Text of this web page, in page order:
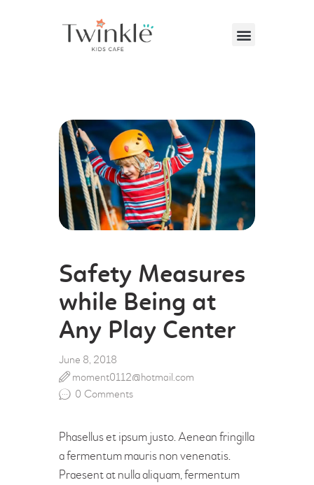
ABOUT US
PARTIES & EVENTS
CAFE MENU
CONTACT US
Safety Measures
while Being at
Any Play Center
June 8, 2018
0 Comments
moment0112@hotmail.com
Phasellus et ipsum justo. Aenean fringilla
a fermentum mauris non venenatis.
Praesent at nulla aliquam, fermentum